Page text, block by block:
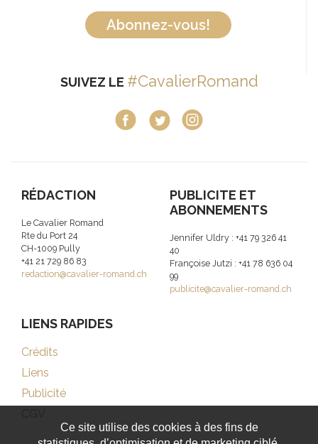
Abonnez-vous!
SUIVEZ LE #CavalierRomand
RÉDACTION
Le Cavalier Romand
Rte du Port 24
CH-1009 Pully
+41 21 729 86 83
redaction@cavalier-romand.ch
PUBLICITE ET
ABONNEMENTS
Jennifer Uldry : +41 79 326 41
40
Françoise Jutzi : +41 78 636 04
99
publicite@cavalier-romand.ch
LIENS RAPIDES
Crédits
Liens
Publicité
CGV
Ce site utilise des cookies à des fins de